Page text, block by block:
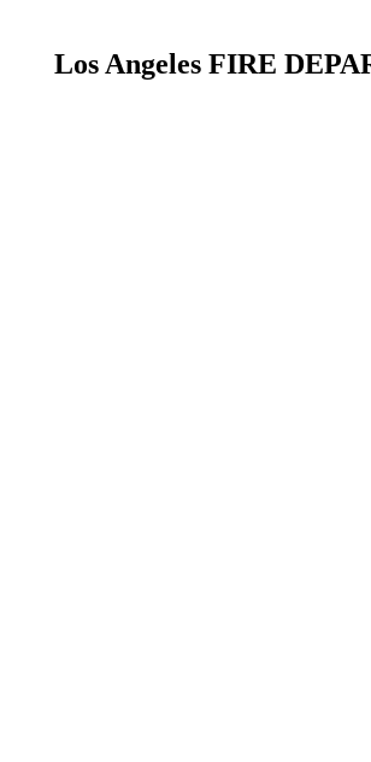
Los Angeles FIRE